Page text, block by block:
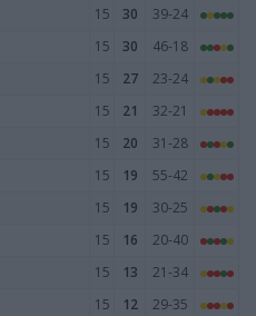
15 30
39-24
15 30
46-18
15 27
23-24
15 21
32-21
15 20
31-28
15 19
55-42
15 19
30-25
15 16
20-40
15 13
21-34
15 12
29-35